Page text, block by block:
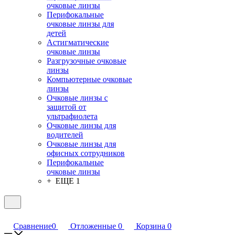
очковые линзы
Перифокальные
очковые линзы для
детей
Астигматические
очковые линзы
Разгрузочные очковые
линзы
Компьютерные очковые
линзы
Очковые линзы с
защитой от
ультрафиолета
Очковые линзы для
водителей
Очковые линзы для
офисных сотрудников
Перифокальные
очковые линзы
+ ЕЩЕ 1
Сравнение0 Отложенные 0 Корзина 0